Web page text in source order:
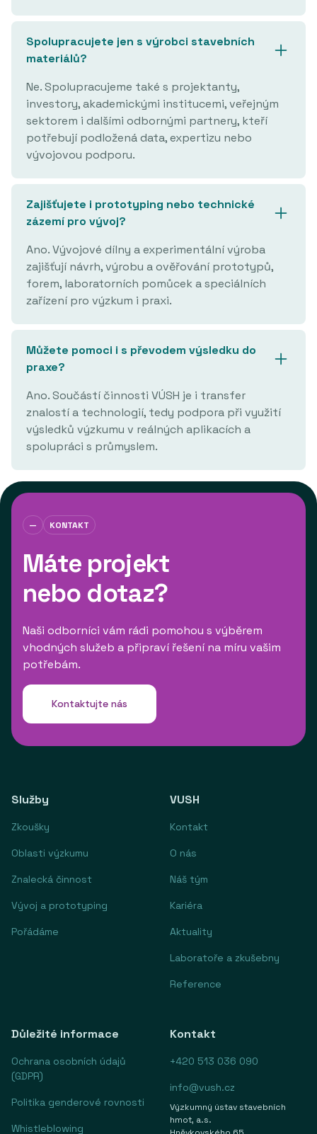
Spolupracujete jen s výrobci stavebních
materiálů?
Ne. Spolupracujeme také s projektanty,
investory, akademickými institucemi, veřejným
sektorem i dalšími odbornými partnery, kteří
potřebují podložená data, expertizu nebo
vývojovou podporu.
Zajišťujete i prototyping nebo technické
zázemí pro vývoj?
Ano. Vývojové dílny a experimentální výroba
zajišťují návrh, výrobu a ověřování prototypů,
forem, laboratorních pomůcek a speciálních
zařízení pro výzkum i praxi.
Můžete pomoci i s převodem výsledku do
praxe?
Ano. Součástí činnosti VÚSH je i transfer
znalostí a technologií, tedy podpora při využití
výsledků výzkumu v reálných aplikacích a
spolupráci s průmyslem.
— KONTAKT
Máte projekt
nebo dotaz?
Naši odborníci vám rádi pomohou s výběrem
vhodných služeb a připraví řešení na míru vašim
potřebám.
Kontaktujte nás
Služby
Zkoušky
Oblasti výzkumu
Znalecká činnost
Vývoj a prototyping
Pořádáme
VUSH
Kontakt
O nás
Náš tým
Kariéra
Aktuality
Laboratoře a zkušebny
Reference
Důležité informace
Ochrana osobních údajů
(GDPR)
Politika genderové rovnosti
Whistleblowing
Kontakt
+420 513 036 090
info@vush.cz
Výzkumný ústav stavebních
hmot, a.s.